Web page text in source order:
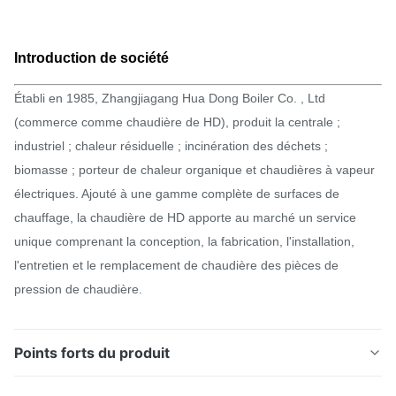
Introduction de société
Établi en 1985, Zhangjiagang Hua Dong Boiler Co. , Ltd
(commerce comme chaudière de HD), produit la centrale ;
industriel ; chaleur résiduelle ; incinération des déchets ;
biomasse ; porteur de chaleur organique et chaudières à vapeur
électriques. Ajouté à une gamme complète de surfaces de
chauffage, la chaudière de HD apporte au marché un service
unique comprenant la conception, la fabrication, l'installation,
l'entretien et le remplacement de chaudière des pièces de
pression de chaudière.
Points forts du produit